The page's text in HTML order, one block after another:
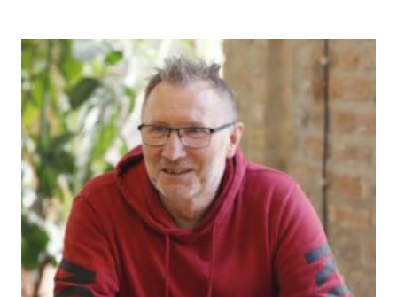
VETTÜNK
RÉSZT